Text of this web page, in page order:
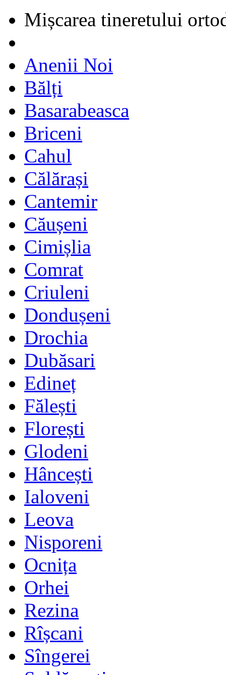
Mișcarea tineretului
Anenii Noi
Bălți
Basarabeasca
Briceni
Cahul
Călărași
Cantemir
Căușeni
Cimișlia
Comrat
Criuleni
Dondușeni
Drochia
Dubăsari
Edineț
Fălești
Florești
Glodeni
Hâncești
Ialoveni
Leova
Nisporeni
Ocnița
Orhei
Rezina
Rîșcani
Sîngerei